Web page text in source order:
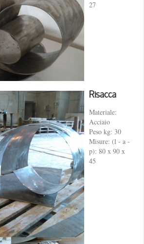
27
Risacca
Materiale:
Acciaio
Peso kg: 30
Misure: (l - a -
p): 80 x 90 x
45